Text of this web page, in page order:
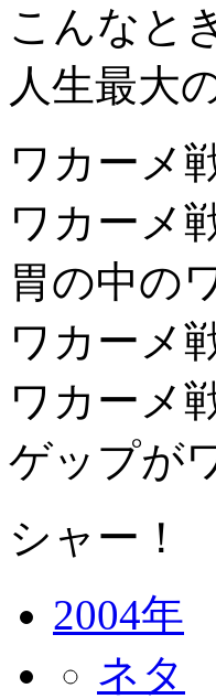
こんなと
人生最大
ワカーメ
ワカーメ
胃の中の
ワカーメ
ワカーメ
ゲップが
シャー！
2004年
ネタ